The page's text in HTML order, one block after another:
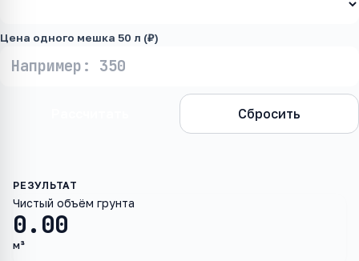
Цена одного мешка 50 л (₽)
Сбросить
0.00
Чистый объём грунта
м³